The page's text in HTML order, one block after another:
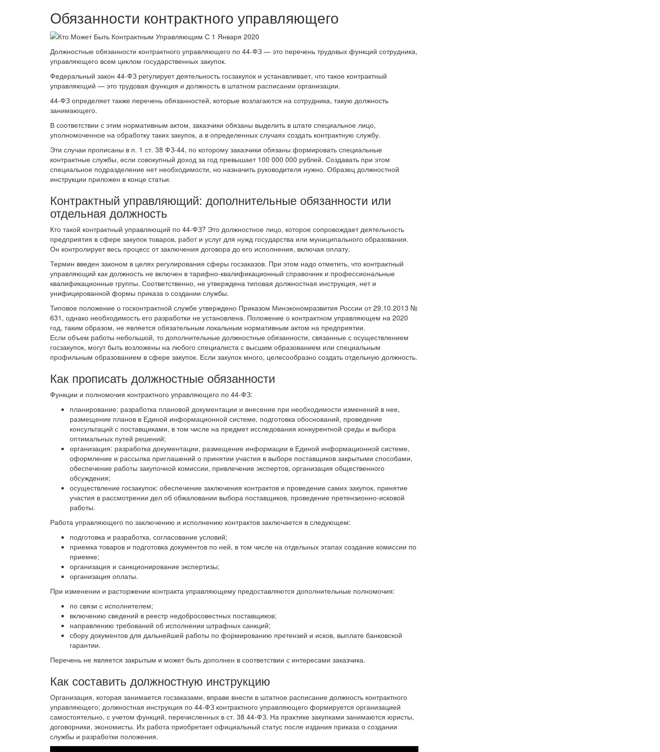
Обязанности контрактного управляющего
Должностные обязанности контрактного управляющего по 44-ФЗ — это перечень трудовых функций сотрудника,
управляющего всем циклом государственных закупок.
Федеральный закон 44-ФЗ регулирует деятельность госзакупок и устанавливает, что такое контрактный
управляющий — это трудовая функция и должность в штатном расписании организации.
44-ФЗ определяет также перечень обязанностей, которые возлагаются на сотрудника, такую должность
занимающего.
В соответствии с этим нормативным актом, заказчики обязаны выделить в штате специальное лицо,
уполномоченное на обработку таких закупок, а в определенных случаях создать контрактную службу.
Эти случаи прописаны в п. 1 ст. 38 ФЗ-44, по которому заказчики обязаны формировать специальные
контрактные службы, если совокупный доход за год превышает 100 000 000 рублей. Создавать при этом
специальное подразделение нет необходимости, но назначить руководителя нужно. Образец должностной
инструкции приложен в конце статьи.
Контрактный управляющий: дополнительные обязанности или
отдельная должность
Кто такой контрактный управляющий по 44-ФЗ? Это должностное лицо, которое сопровождает деятельность
предприятия в сфере закупок товаров, работ и услуг для нужд государства или муниципального образования.
Он контролирует весь процесс от заключения договора до его исполнения, включая оплату.
Термин введен законом в целях регулирования сферы госзаказов. При этом надо отметить, что контрактный
управляющий как должность не включен в тарифно-квалификационный справочник и профессиональные
квалификационные группы. Соответственно, не утверждена типовая должностная инструкция, нет и
унифицированной формы приказа о создании службы.
Типовое положение о госконтрактной службе утверждено Приказом Минэкономразвития России от 29.10.2013 №
631, однако необходимость его разработки не установлена. Положение о контрактном управляющем на 2020
год, таким образом, не является обязательным локальным нормативным актом на предприятии.
Если объем работы небольшой, то дополнительные должностные обязанности, связанные с осуществлением
госзакупок, могут быть возложены на любого специалиста с высшим образованием или специальным
профильным образованием в сфере закупок. Если закупок много, целесообразно создать отдельную должность.
Как прописать должностные обязанности
Функции и полномочия контрактного управляющего по 44-ФЗ:
планирование: разработка плановой документации и внесение при необходимости изменений в нее,
размещение планов в Единой информационной системе, подготовка обоснований, проведение
консультаций с поставщиками, в том числе на предмет исследования конкурентной среды и выбора
оптимальных путей решений;
организация: разработка документации, размещение информации в Единой информационной системе,
оформление и рассылка приглашений о принятии участия в выборе поставщиков закрытыми способами,
обеспечение работы закупочной комиссии, привлечение экспертов, организация общественного
обсуждения;
осуществление госзакупок: обеспечение заключения контрактов и проведение самих закупок, принятие
участия в рассмотрении дел об обжаловании выбора поставщиков, проведение претензионно-исковой
работы.
Работа управляющего по заключению и исполнению контрактов заключается в следующем:
подготовка и разработка, согласование условий;
приемка товаров и подготовка документов по ней, в том числе на отдельных этапах создание комиссии по
приемке;
организация и санкционирование экспертизы;
организация оплаты.
При изменении и расторжении контракта управляющему предоставляются дополнительные полномочия:
по связи с исполнителем;
включению сведений в реестр недобросовестных поставщиков;
направлению требований об исполнении штрафных санкций;
сбору документов для дальнейшей работы по формированию претензий и исков, выплате банковской
гарантии.
Перечень не является закрытым и может быть дополнен в соответствии с интересами заказчика.
Как составить должностную инструкцию
Организация, которая занимается госзаказами, вправе внести в штатное расписание должность контрактного
управляющего; должностная инструкция по 44-ФЗ контрактного управляющего формируется организацией
самостоятельно, с учетом функций, перечисленных в ст. 38 44-ФЗ. На практике закупками занимаются юристы,
договорники, экономисты. Их работа приобретает официальный статус после издания приказа о создании
службы и разработки положения.